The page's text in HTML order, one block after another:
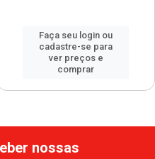
Faça seu login ou
cadastre-se para
ver preços e
comprar
nossas